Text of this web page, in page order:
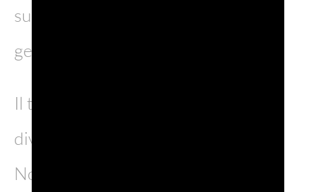
sue risorse a beneficio delle
generazioni presenti e future.
Il tema della sostenibilità iniziò a
diventare noto negli anni 80 del
Novecento quando Gro Harlem